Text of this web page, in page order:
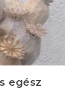
egész